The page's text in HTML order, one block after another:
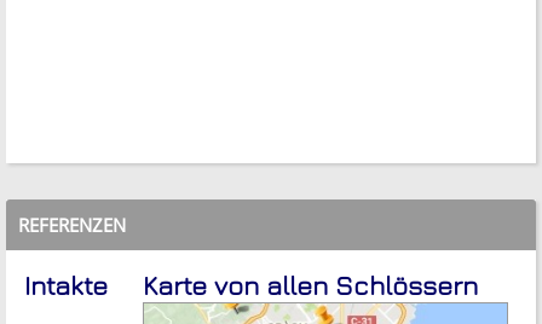
REFERENZEN
Karte von allen Schlössern
Intakte